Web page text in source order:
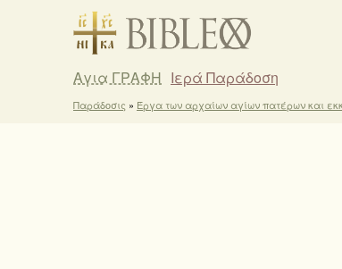
Αγια ΓΡΑΦΗ Ιερά Παράδοση
Παράδοσις » Έργα των αρχαίων αγίων πατέρων και